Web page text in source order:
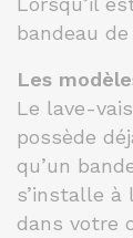
bandeau
Les
Le lave-
possède
qu’un
s’installe à
dans votre